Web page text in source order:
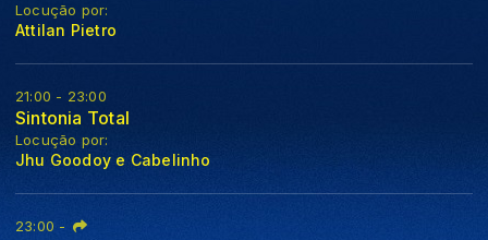
Locução por:
Attilan Pietro
21:00 - 23:00
Sintonia Total
Locução por:
Jhu Goodoy e Cabelinho
23:00 -